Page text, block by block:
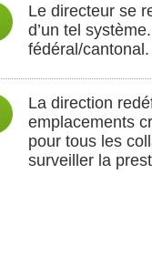
Le directeur se
d’un tel
fédéral/cantonal.
La direction
emplacements
pour tous les
surveiller la